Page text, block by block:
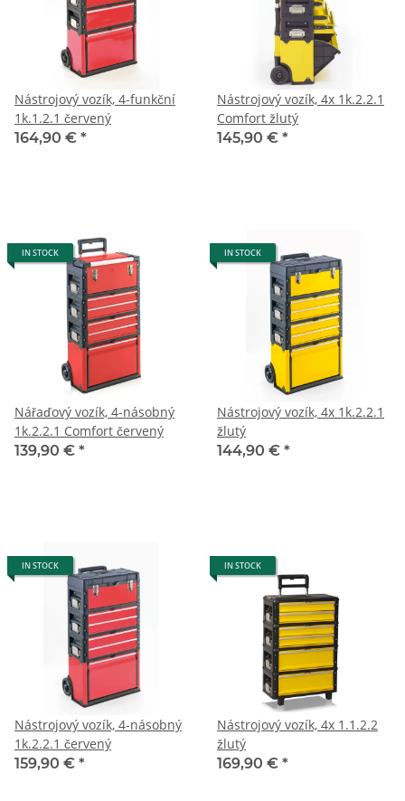
Nástrojový vozík, 4-funkční
1k.1.2.1 červený
164,90 € *
Nástrojový vozík, 4x 1k.2.2.1
Comfort žlutý
145,90 € *
IN STOCK
Nářaďový vozík, 4-násobný
1k.2.2.1 Comfort červený
139,90 € *
IN STOCK
Nástrojový vozík, 4x 1k.2.2.1
žlutý
144,90 € *
IN STOCK
Nástrojový vozík, 4-násobný
1k.2.2.1 červený
159,90 € *
IN STOCK
Nástrojový vozík, 4x 1.1.2.2
žlutý
169,90 € *